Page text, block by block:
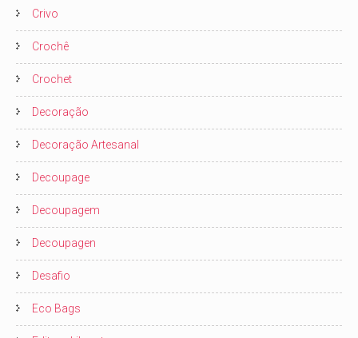
Crivo
Crochê
Crochet
Decoração
Decoração Artesanal
Decoupage
Decoupagem
Decoupagen
Desafio
Eco Bags